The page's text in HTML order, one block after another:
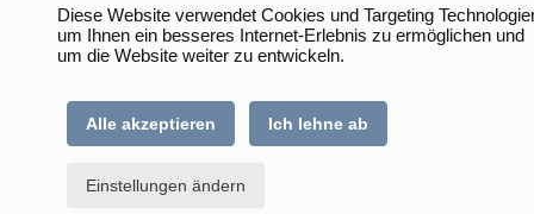
Diese Website verwendet Cookies und Targeting
um Ihnen ein besseres Internet-Erlebnis zu ermöglichen und
um die Website weiter zu entwickeln.
Alle akzeptieren Ich lehne ab
Einstellungen ändern